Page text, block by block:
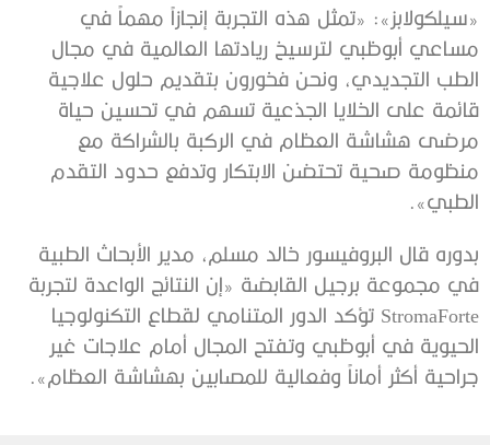
«سيلكولابز»: «تمثل هذه التجربة إنجازاً مهماً في
مساعي أبوظبي لترسيخ ريادتها العالمية في مجال
الطب التجديدي، ونحن فخورون بتقديم حلول علاجية
قائمة على الخلايا الجذعية تسهم في تحسين حياة
مرضى هشاشة العظام في الركبة بالشراكة مع
منظومة صحية تحتضن الابتكار وتدفع حدود التقدم
الطبي».
بدوره قال البروفيسور خالد مسلم، مدير الأبحاث الطبية
في مجموعة برجيل القابضة «إن النتائج الواعدة لتجربة
StromaForte تؤكد الدور المتنامي لقطاع التكنولوجيا
الحيوية في أبوظبي وتفتح المجال أمام علاجات غير
جراحية أكثر أماناً وفعالية للمصابين بهشاشة العظام».